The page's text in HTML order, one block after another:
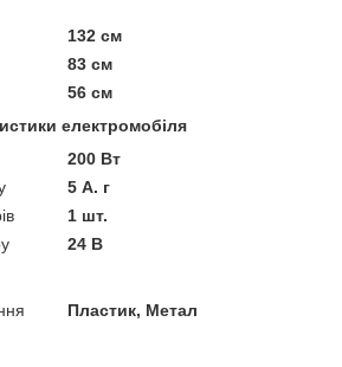
132 см
83 см
56 см
електромобіля
200 Вт
5 А. г
1 шт.
24 В
Пластик, Метал